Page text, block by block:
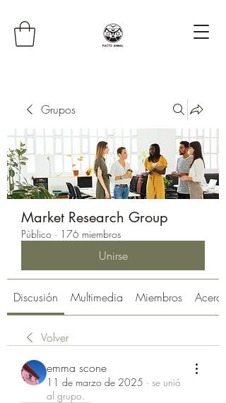
Grupos
Market Research Group
Público · 176 miembros
Unirse
Discusión Multimedia Miembros Acerca
Volver
emma scone
11 de marzo de 2025 · se unió
al grupo.